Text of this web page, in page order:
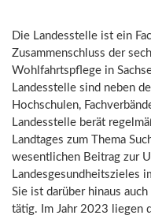
Die Landesstelle ist ein
Zusammenschluss der
Wohlfahrtspflege in
Landesstelle sind neben
Hochschulen,
Landesstelle berät
Landtages zum Thema
wesentlichen Beitrag zur
Landesgesundheitszieles
Sie ist darüber hinaus
tätig. Im Jahr 2023 liegen